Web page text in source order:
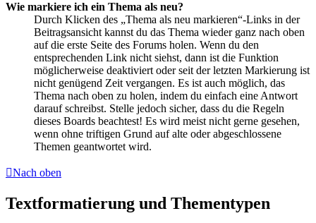
Wie markiere ich ein Thema als neu?
Durch Klicken des „Thema als neu markieren“-Links in der
Beitragsansicht kannst du das Thema wieder ganz nach oben
auf die erste Seite des Forums holen. Wenn du den
entsprechenden Link nicht siehst, dann ist die Funktion
möglicherweise deaktiviert oder seit der letzten Markierung ist
nicht genügend Zeit vergangen. Es ist auch möglich, das
Thema nach oben zu holen, indem du einfach eine Antwort
darauf schreibst. Stelle jedoch sicher, dass du die Regeln
dieses Boards beachtest! Es wird meist nicht gerne gesehen,
wenn ohne triftigen Grund auf alte oder abgeschlossene
Themen geantwortet wird.
Nach oben
Textformatierung und Thementypen